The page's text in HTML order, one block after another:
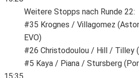
Weitere Stopps nach Runde 22:
#35 Krognes / Villagomez
EVO)
#26 Christodoulou / Hill / Tilley
#5 Kaya / Piana / Stursberg